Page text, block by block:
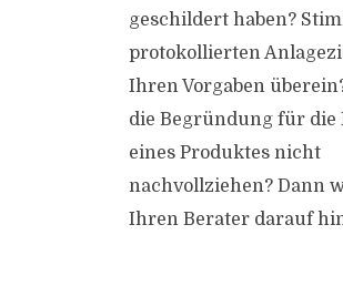
geschildert haben?
protokollierten
Ihren Vorgaben
die Begründung für die
eines Produktes nicht
nachvollziehen? Dann
Ihren Berater darauf